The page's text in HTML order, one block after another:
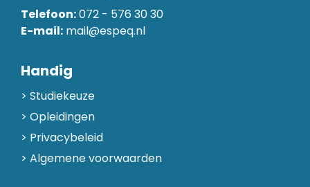
Telefoon:072 - 576 30 30
E-mail: mail@espeq.nl
Handig
Studiekeuze
Opleidingen
Privacybeleid
Algemene voorwaarden